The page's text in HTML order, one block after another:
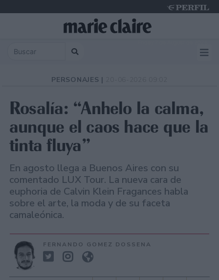
PERSONAJES |
Rosalía: “Anhelo la calma,
aunque el caos hace que la
tinta fluya”
En agosto llega a Buenos Aires con su
comentado LUX Tour. La nueva cara de
euphoria de Calvin Klein Fragances habla
sobre el arte, la moda y de su faceta
camaleónica.
FERNANDO GOMEZ DOSSENA